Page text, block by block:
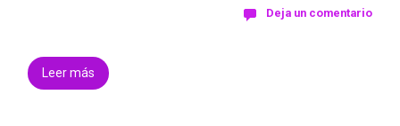
Deja un comentario
Leer más